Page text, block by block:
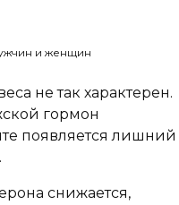
и женщин
не так характерен.
гормон
появляется лишний
снижается,